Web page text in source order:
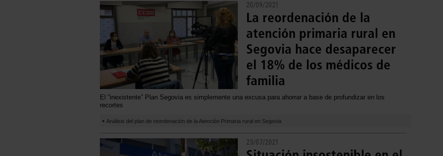
20/09/2021
La reordenación de la
atención primaria rural en
Segovia hace desaparecer
el 18% de los médicos de
familia
El “inexistente” Plan Segovia es simplemente una excusa para ahorrar a base de profundizar en los
recortes
Análisis del plan de reordenación de la Atención Primaria rural en Segovia
23/07/2021